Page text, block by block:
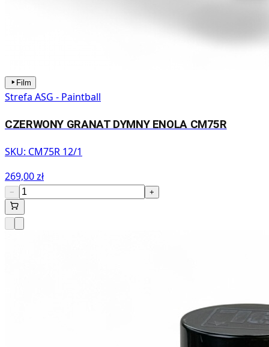
Film
Strefa ASG - Paintball
CZERWONY GRANAT DYMNY ENOLA CM75R
SKU: CM75R 12/1
269,00 zł
− +